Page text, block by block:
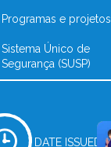
Programas e projetos
Sistema Único de
Segurança (SUSP)
DATE ISSUED